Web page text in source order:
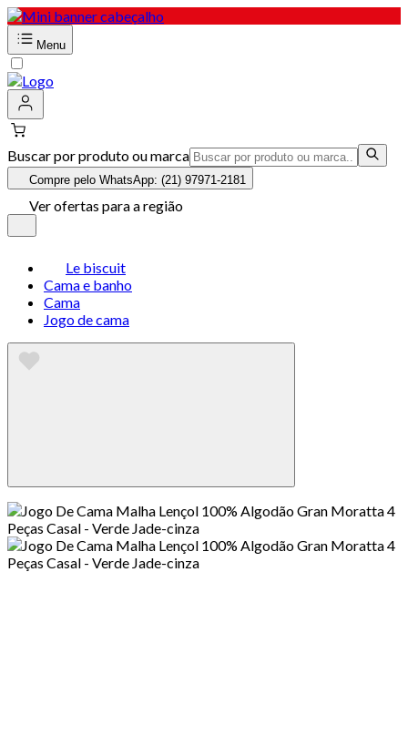
Menu
Buscar por produto ou marca
Compre pelo WhatsApp: (21) 97971-2181
Ver ofertas para a região
Le biscuit
Cama e banho
Cama
Jogo de cama